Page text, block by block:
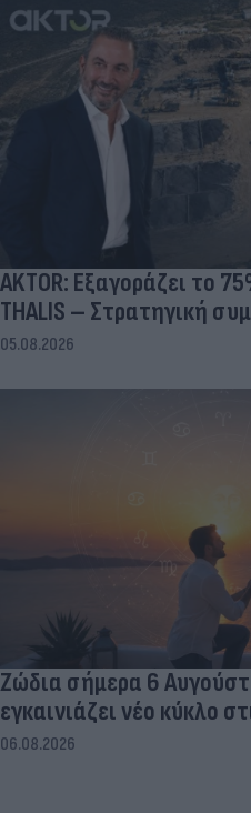
AKTOR: Εξαγοράζει το
THALIS – Στρατηγική
05.08.2026
Ζώδια σήμερα 6
εγκαινιάζει νέο κύκλο
06.08.2026